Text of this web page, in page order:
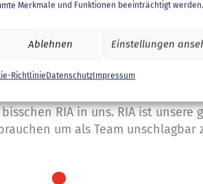
Merkmale und Funktionen beeinträchtigt werden.
Ablehnen Einstellungen
RichtlinieDatenschutzImpressum
RIA in uns. RIA ist unsere
um als Team unschlagbar